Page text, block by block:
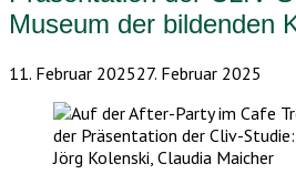
Museum der bildenden
11. Februar 202527. Februar 2025